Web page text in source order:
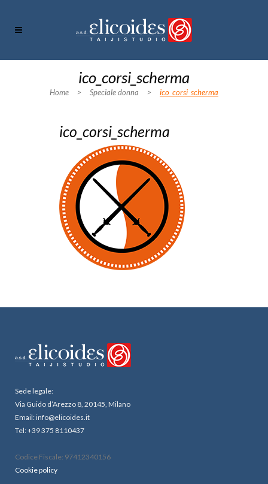
ico_corsi_scherma
Home > Speciale donna > ico_corsi_scherma
ico_corsi_scherma
Sede legale:
Via Guido d’Arezzo 8, 20145, Milano
Email: info@elicoides.it
Tel: +39 375 8110437
Codice Fiscale: 97412340156
Cookie policy